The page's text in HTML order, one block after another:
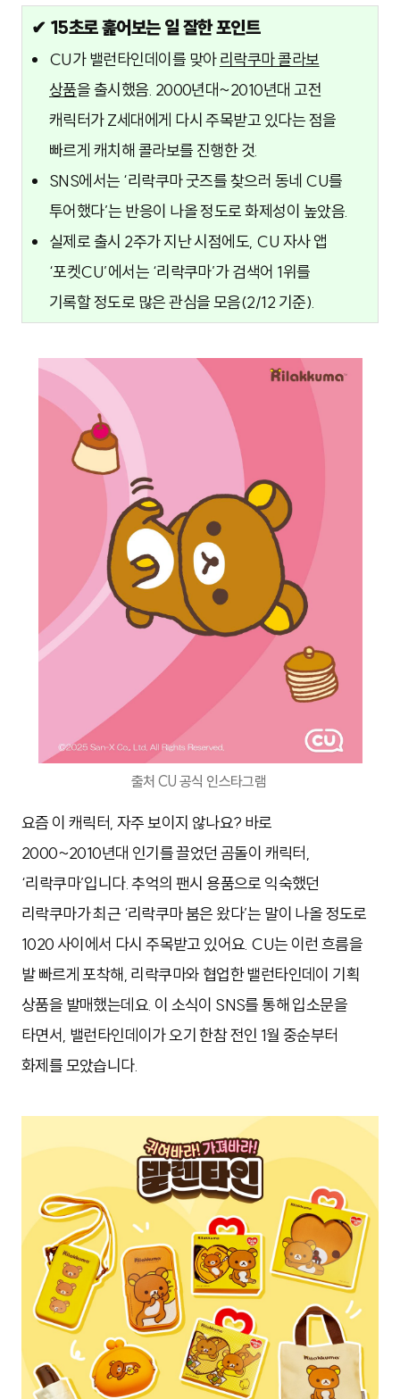
✔ 15초로 훑어보는 일 잘한 포인트
CU가 밸런타인데이를 맞아리락쿠마 콜라보
상품을 출시했음. 2000년대~2010년대 고전
캐릭터가 Z세대에게 다시 주목받고 있다는 점을
빠르게 캐치해 콜라보를 진행한 것.
SNS에서는 ‘리락쿠마 굿즈를 찾으러 동네 CU를
투어했다’는 반응이 나올 정도로 화제성이 높았음.
실제로 출시 2주가 지난 시점에도, CU 자사 앱
‘포켓CU’에서는 ‘리락쿠마’가 검색어 1위를
기록할 정도로 많은 관심을 모음(2/12 기준).
출처 CU 공식 인스타그램
요즘 이 캐릭터, 자주 보이지 않나요? 바로
2000~2010년대 인기를 끌었던 곰돌이 캐릭터,
‘리락쿠마’입니다. 추억의 팬시 용품으로 익숙했던
리락쿠마가 최근 ‘리락쿠마 붐은 왔다’는 말이 나올 정도로
1020 사이에서 다시 주목받고 있어요. CU는 이런 흐름을
발 빠르게 포착해, 리락쿠마와 협업한 밸런타인데이 기획
상품을 발매했는데요. 이 소식이 SNS를 통해 입소문을
타면서, 밸런타인데이가 오기 한참 전인 1월 중순부터
화제를 모았습니다.